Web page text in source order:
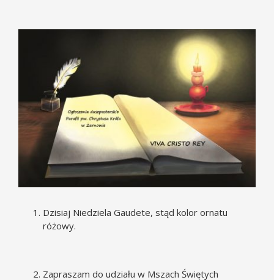
Dzisiaj Niedziela Gaudete, stąd kolor ornatu
różowy.
Zapraszam do udziału w Mszach Świętych